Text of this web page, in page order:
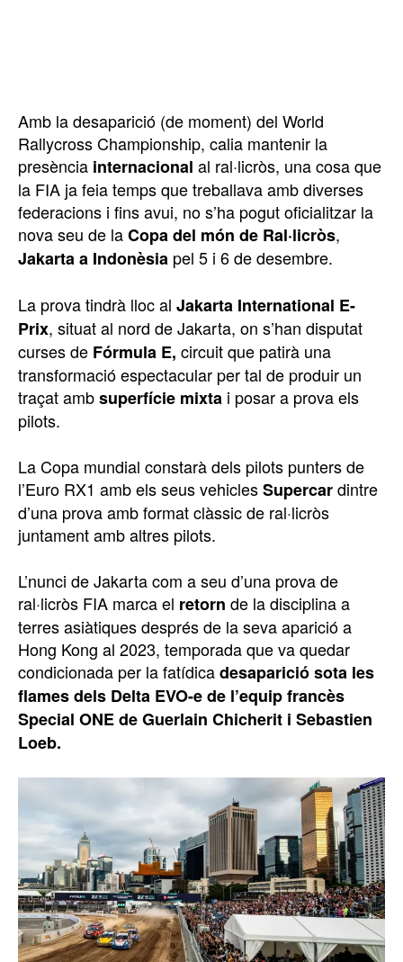
Amb la desaparició (de moment) del World
Rallycross Championship, calia mantenir la
presència internacional al ral·licròs, una cosa que
la FIA ja feia temps que treballava amb diverses
federacions i fins avui, no s’ha pogut oficialitzar la
nova seu de laCopa del món de Ral·licròs,
Jakarta a Indonèsia pel 5 i 6 de desembre.
La prova tindrà lloc al Jakarta International E-
Prix, situat al nord de Jakarta, on s’han disputat
curses de Fórmula E, circuit que patirà una
transformació espectacular per tal de produir un
traçat ambsuperfície mixta i posar a prova els
pilots.
La Copa mundial constarà dels pilots punters de
l’Euro RX1 amb els seus vehiclesSupercardintre
d’una prova amb format clàssic de ral·licròs
juntament amb altres pilots.
L’nunci de Jakarta com a seu d’una prova de
ral·licròs FIA marca el retorn de la disciplina a
terres asiàtiques després de la seva aparició a
Hong Kong al 2023, temporada que va quedar
condicionada per la fatídicadesaparició sota les
flames dels Delta EVO-e de l’equip francès
Special ONE de Guerlain Chicherit i Sebastien
Loeb.